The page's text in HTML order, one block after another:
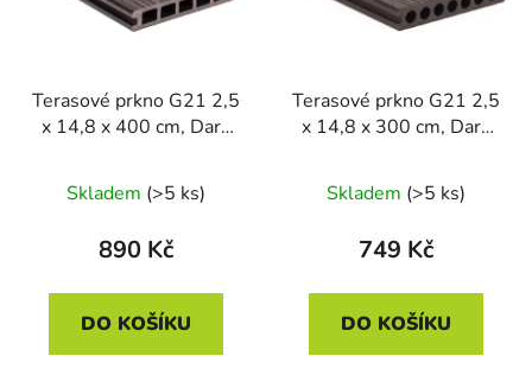
Terasové prkno G21 2,5
x 14,8 x 400 cm, Dark
Skladem (>5 ks)
890 Kč
DO KOŠÍKU
Terasové prkno G21 2,5
x 14,8 x 300 cm, Dark
WPC
Skladem (>5 ks)
749 Kč
DO KOŠÍKU